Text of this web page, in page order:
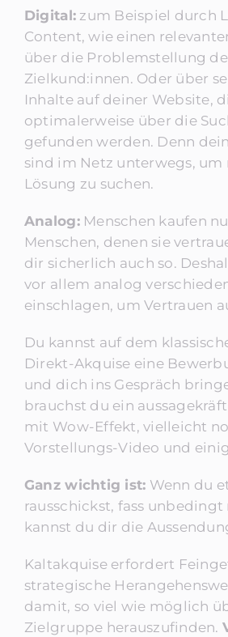
Digital: zum Beispiel durch
Content, wie einen
über die Problemstellung
Zielkund:innen. Oder über
Inhalte auf deiner Website,
optimalerweise über die
gefunden werden. Denn
sind im Netz unterwegs, um
Lösung zu suchen.
Analog:Menschen kaufen
Menschen, denen sie
dir sicherlich auch so.
vor allem analog
einschlagen, um Vertrauen
Du kannst auf dem
Direkt-Akquise eine
und dich ins Gespräch
brauchst du ein
mit Wow-Effekt, vielleicht
Vorstellungs-Video und
Ganz wichtig ist: Wenn du
rausschickst, fass unbedingt
kannst du dir die
Kaltakquise erfordert
strategische
damit, so viel wie möglich
Zielgruppe herauszufinden.